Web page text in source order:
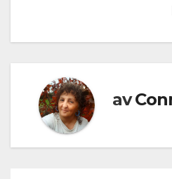
av